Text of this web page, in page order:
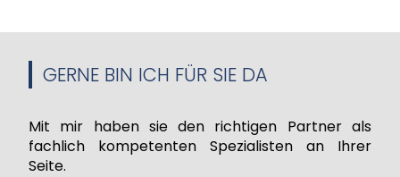
GERNE BIN ICH FÜR SIE DA
Mit mir haben sie den richtigen Partner als
fachlich kompetenten Spezialisten an Ihrer
Seite.